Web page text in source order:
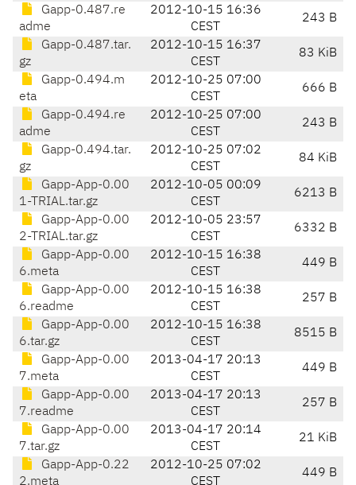
Gapp-0.487.re
adme
2012-10-15 16:36
CEST
243 B
Gapp-0.487.tar.
gz
2012-10-15 16:37
CEST
83 KiB
Gapp-0.494.m
eta
2012-10-25 07:00
CEST
666 B
Gapp-0.494.re
adme
2012-10-25 07:00
CEST
243 B
Gapp-0.494.tar.
gz
2012-10-25 07:02
CEST
84 KiB
Gapp-App-0.00
1-TRIAL.tar.gz
2012-10-05 00:09
CEST
6213 B
Gapp-App-0.00
2-TRIAL.tar.gz
2012-10-05 23:57
CEST
6332 B
Gapp-App-0.00
6.meta
2012-10-15 16:38
CEST
449 B
Gapp-App-0.00
6.readme
2012-10-15 16:38
CEST
257 B
Gapp-App-0.00
6.tar.gz
2012-10-15 16:38
CEST
8515 B
Gapp-App-0.00
7.meta
2013-04-17 20:13
CEST
449 B
Gapp-App-0.00
7.readme
2013-04-17 20:13
CEST
257 B
Gapp-App-0.00
7.tar.gz
2013-04-17 20:14
CEST
21 KiB
Gapp-App-0.22
2.meta
2012-10-25 07:02
CEST
449 B